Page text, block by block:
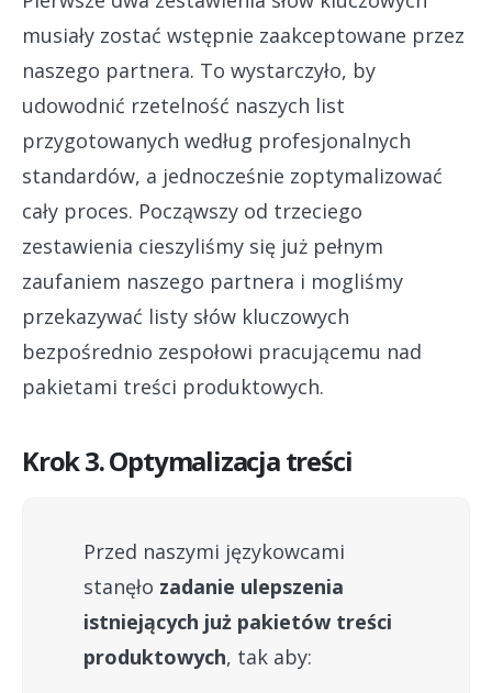
musiały zostać wstępnie zaakceptowane przez
naszego partnera. To wystarczyło, by
udowodnić rzetelność naszych list
przygotowanych według profesjonalnych
standardów, a jednocześnie zoptymalizować
cały proces. Począwszy od trzeciego
zestawienia cieszyliśmy się już pełnym
zaufaniem naszego partnera i mogliśmy
przekazywać listy słów kluczowych
bezpośrednio zespołowi pracującemu nad
pakietami treści produktowych.
Krok 3. Optymalizacja treści
Przed naszymi językowcami
stanęło zadanie ulepszenia
istniejących już pakietów treści
produktowych, tak aby: